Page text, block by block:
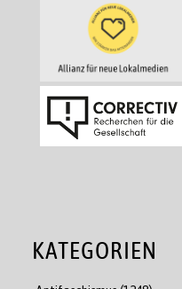
KATEGORIEN